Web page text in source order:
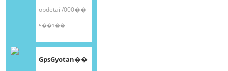
opdetail/000��
5��1��
GpsGyotan��